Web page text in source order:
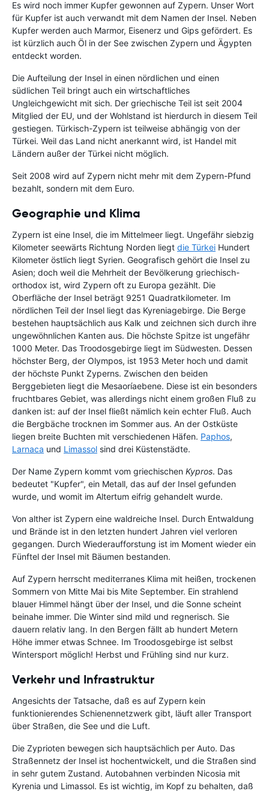
Es wird noch immer Kupfer gewonnen auf Zypern. Unser Wort
für Kupfer ist auch verwandt mit dem Namen der Insel. Neben
Kupfer werden auch Marmor, Eisenerz und Gips gefördert. Es
ist kürzlich auch Öl in der See zwischen Zypern und Ägypten
entdeckt worden.
Die Aufteilung der Insel in einen nördlichen und einen
südlichen Teil bringt auch ein wirtschaftliches
Ungleichgewicht mit sich. Der griechische Teil ist seit 2004
Mitglied der EU, und der Wohlstand ist hierdurch in diesem Teil
gestiegen. Türkisch-Zypern ist teilweise abhängig von der
Türkei. Weil das Land nicht anerkannt wird, ist Handel mit
Ländern außer der Türkei nicht möglich.
Seit 2008 wird auf Zypern nicht mehr mit dem Zypern-Pfund
bezahlt, sondern mit dem Euro.
Geographie und Klima
Zypern ist eine Insel, die im Mittelmeer liegt. Ungefähr siebzig
Kilometer seewärts Richtung Norden liegt die Türkei Hundert
Kilometer östlich liegt Syrien. Geografisch gehört die Insel zu
Asien; doch weil die Mehrheit der Bevölkerung griechisch-
orthodox ist, wird Zypern oft zu Europa gezählt. Die
Oberfläche der Insel beträgt 9251 Quadratkilometer. Im
nördlichen Teil der Insel liegt das Kyreniagebirge. Die Berge
bestehen hauptsächlich aus Kalk und zeichnen sich durch ihre
ungewöhnlichen Kanten aus. Die höchste Spitze ist ungefähr
1000 Meter. Das Troodosgebirge liegt im Südwesten. Dessen
höchster Berg, der Olympos, ist 1953 Meter hoch und damit
der höchste Punkt Zyperns. Zwischen den beiden
Berggebieten liegt die Mesaoríaebene. Diese ist ein besonders
fruchtbares Gebiet, was allerdings nicht einem großen Fluß zu
danken ist: auf der Insel fließt nämlich kein echter Fluß. Auch
die Bergbäche trocknen im Sommer aus. An der Ostküste
liegen breite Buchten mit verschiedenen Häfen. Paphos,
Larnaca und Limassol sind drei Küstenstädte.
Der Name Zypern kommt vom griechischen Kypros. Das
bedeutet "Kupfer", ein Metall, das auf der Insel gefunden
wurde, und womit im Altertum eifrig gehandelt wurde.
Von alther ist Zypern eine waldreiche Insel. Durch Entwaldung
und Brände ist in den letzten hundert Jahren viel verloren
gegangen. Durch Wiederaufforstung ist im Moment wieder ein
Fünftel der Insel mit Bäumen bestanden.
Auf Zypern herrscht mediterranes Klima mit heißen, trockenen
Sommern von Mitte Mai bis Mite September. Ein strahlend
blauer Himmel hängt über der Insel, und die Sonne scheint
beinahe immer. Die Winter sind mild und regnerisch. Sie
dauern relativ lang. In den Bergen fällt ab hundert Metern
Höhe immer etwas Schnee. Im Troodosgebirge ist selbst
Wintersport möglich! Herbst und Frühling sind nur kurz.
Verkehr und Infrastruktur
Angesichts der Tatsache, daß es auf Zypern kein
funktionierendes Schienennetzwerk gibt, läuft aller Transport
über Straßen, die See und die Luft.
Die Zyprioten bewegen sich hauptsächlich per Auto. Das
Straßennetz der Insel ist hochentwickelt, und die Straßen sind
in sehr gutem Zustand. Autobahnen verbinden Nicosia mit
Kyrenia und Limassol. Es ist wichtig, im Kopf zu behalten, daß